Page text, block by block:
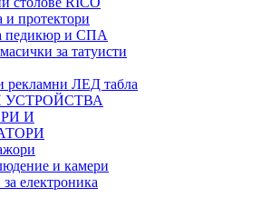
и протектори
педикюр и СПА
за татуисти
рекламни ЛЕД табла
УСТРОЙСТВА
И
и камери
електроника